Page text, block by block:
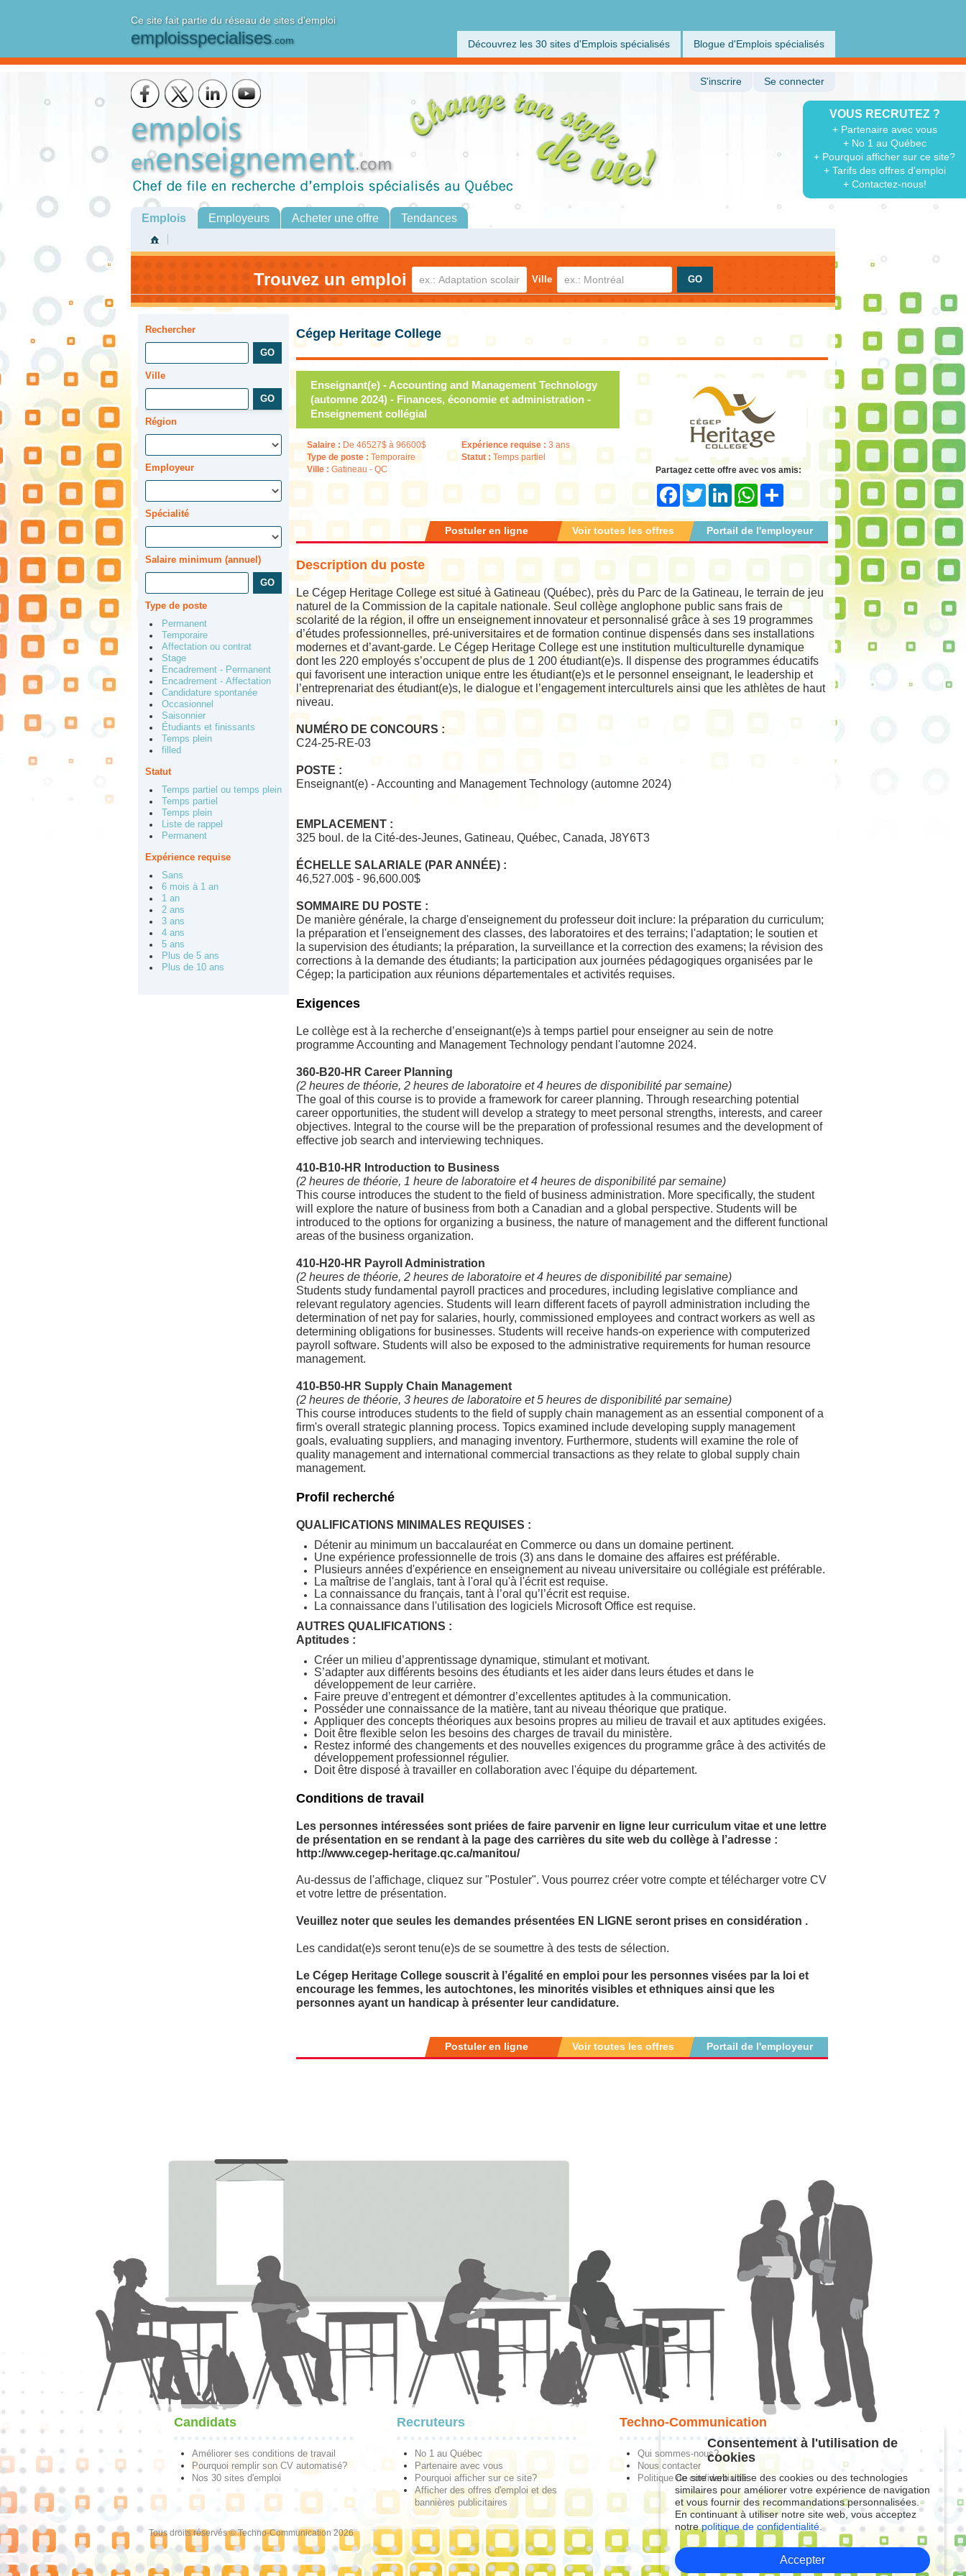
Ce site fait partie du réseau de sites d'emploi
emploisspecialises.com Découvrez les 30 sites d'Emplois spécialisés Blogue d'Emplois spécialisés
VOUS RECRUTEZ ?
+ Partenaire avec vous
+ No 1 au Québec
+ Pourquoi afficher sur ce site?
+ Tarifs des offres d'emploi
+ Contactez-nous!
S'inscrire Se connecter
Emplois Employeurs Acheter une offre Tendances
Trouvez un emploi Ville
Rechercher
Ville
Région
Employeur
Spécialité
Salaire minimum (annuel)
Type de poste
Permanent
Temporaire
Affectation ou contrat
Stage
Encadrement - Permanent
Encadrement - Affectation
Candidature spontanée
Occasionnel
Saisonnier
Étudiants et finissants
Temps plein
filled
Statut
Temps partiel ou temps plein
Temps partiel
Temps plein
Liste de rappel
Permanent
Expérience requise
Sans
6 mois à 1 an
1 an
2 ans
3 ans
4 ans
5 ans
Plus de 5 ans
Plus de 10 ans
Cégep Heritage College
Enseignant(e) - Accounting and Management Technology
(automne 2024) - Finances, économie et administration -
Enseignement collégial
Salaire : De 46527$ à 96600$
Type de poste : Temporaire
Ville : Gatineau - QC
Expérience requise : 3 ans
Statut :Temps partiel
Partagez cette offre avec vos amis:
FacebookTwitter LinkedIn WhatsAppShare
Portail de l'employeur
Voir toutes les offres
Postuler en ligne
Description du poste
Le Cégep Heritage College est situé à Gatineau (Québec), près du Parc de la Gatineau, le terrain de jeu
naturel de la Commission de la capitale nationale. Seul collège anglophone public sans frais de
scolarité de la région, il offre un enseignement innovateur et personnalisé grâce à ses 19 programmes
d’études professionnelles, pré-universitaires et de formation continue dispensés dans ses installations
modernes et d’avant-garde. Le Cégep Heritage College est une institution multiculturelle dynamique
dont les 220 employés s’occupent de plus de 1 200 étudiant(e)s. Il dispense des programmes éducatifs
qui favorisent une interaction unique entre les étudiant(e)s et le personnel enseignant, le leadership et
l’entreprenariat des étudiant(e)s, le dialogue et l’engagement interculturels ainsi que les athlètes de haut
niveau.
NUMÉRO DE CONCOURS :
C24-25-RE-03
POSTE :
Enseignant(e) - Accounting and Management Technology (automne 2024)
EMPLACEMENT :
325 boul. de la Cité-des-Jeunes, Gatineau, Québec, Canada, J8Y6T3
ÉCHELLE SALARIALE (PAR ANNÉE) :
46,527.00$ - 96,600.00$
SOMMAIRE DU POSTE :
De manière générale, la charge d'enseignement du professeur doit inclure: la préparation du curriculum;
la préparation et l'enseignement des classes, des laboratoires et des terrains; l'adaptation; le soutien et
la supervision des étudiants; la préparation, la surveillance et la correction des examens; la révision des
corrections à la demande des étudiants; la participation aux journées pédagogiques organisées par le
Cégep; la participation aux réunions départementales et activités requises.
Exigences
Le collège est à la recherche d’enseignant(e)s à temps partiel pour enseigner au sein de notre
programme Accounting and Management Technology pendant l'automne 2024.
360-B20-HR Career Planning
(2 heures de théorie, 2 heures de laboratoire et 4 heures de disponibilité par semaine)
The goal of this course is to provide a framework for career planning. Through researching potential
career opportunities, the student will develop a strategy to meet personal strengths, interests, and career
objectives. Integral to the course will be the preparation of professional resumes and the development of
effective job search and interviewing techniques.
410-B10-HR Introduction to Business
(2 heures de théorie, 1 heure de laboratoire et 4 heures de disponibilité par semaine)
This course introduces the student to the field of business administration. More specifically, the student
will explore the nature of business from both a Canadian and a global perspective. Students will be
introduced to the options for organizing a business, the nature of management and the different functional
areas of the business organization.
410-H20-HR Payroll Administration
(2 heures de théorie, 2 heures de laboratoire et 4 heures de disponibilité par semaine)
Students study fundamental payroll practices and procedures, including legislative compliance and
relevant regulatory agencies. Students will learn different facets of payroll administration including the
determination of net pay for salaries, hourly, commissioned employees and contract workers as well as
determining obligations for businesses. Students will receive hands-on experience with computerized
payroll software. Students will also be exposed to the administrative requirements for human resource
management.
410-B50-HR Supply Chain Management
(2 heures de théorie, 3 heures de laboratoire et 5 heures de disponibilité par semaine)
This course introduces students to the field of supply chain management as an essential component of a
firm's overall strategic planning process. Topics examined include developing supply management
goals, evaluating suppliers, and managing inventory. Furthermore, students will examine the role of
quality management and international commercial transactions as they relate to global supply chain
management.
Profil recherché
QUALIFICATIONS MINIMALES REQUISES :
Détenir au minimum un baccalauréat en Commerce ou dans un domaine pertinent.
Une expérience professionnelle de trois (3) ans dans le domaine des affaires est préférable.
Plusieurs années d'expérience en enseignement au niveau universitaire ou collégiale est préférable.
La maîtrise de l'anglais, tant à l'oral qu'à l'écrit est requise.
La connaissance du français, tant à l’oral qu’l’écrit est requise.
La connaissance dans l'utilisation des logiciels Microsoft Office est requise.
AUTRES QUALIFICATIONS :
Aptitudes :
Créer un milieu d’apprentissage dynamique, stimulant et motivant.
S’adapter aux différents besoins des étudiants et les aider dans leurs études et dans le
développement de leur carrière.
Faire preuve d’entregent et démontrer d’excellentes aptitudes à la communication.
Posséder une connaissance de la matière, tant au niveau théorique que pratique.
Appliquer des concepts théoriques aux besoins propres au milieu de travail et aux aptitudes exigées.
Doit être flexible selon les besoins des charges de travail du ministère.
Restez informé des changements et des nouvelles exigences du programme grâce à des activités de
développement professionnel régulier.
Doit être disposé à travailler en collaboration avec l'équipe du département.
Conditions de travail
Les personnes intéressées sont priées de faire parvenir en ligne leur curriculum vitae et une lettre
de présentation en se rendant à la page des carrières du site web du collège à l’adresse :
http://www.cegep-heritage.qc.ca/manitou/
Au-dessus de l'affichage, cliquez sur "Postuler". Vous pourrez créer votre compte et télécharger votre CV
et votre lettre de présentation.
Veuillez noter que seules les demandes présentées EN LIGNE seront prises en considération .
Les candidat(e)s seront tenu(e)s de se soumettre à des tests de sélection.
Le Cégep Heritage College souscrit à l’égalité en emploi pour les personnes visées par la loi et
encourage les femmes, les autochtones, les minorités visibles et ethniques ainsi que les
personnes ayant un handicap à présenter leur candidature.
Portail de l'employeur
Voir toutes les offres
Postuler en ligne
Candidats
Améliorer ses conditions de travail
Pourquoi remplir son CV automatisé?
Nos 30 sites d'emploi
Recruteurs
No 1 au Québec
Partenaire avec vous
Pourquoi afficher sur ce site?
Afficher des offres d'emploi et des
bannières publicitaires
Techno-Communication
Qui sommes-nous?
Nous contacter
Politique de confidentialité
Tous droits réservés © Techno-Communication 2026
Consentement à l'utilisation de
cookies
Ce site web utilise des cookies ou des technologies
similaires pour améliorer votre expérience de navigation
et vous fournir des recommandations personnalisées.
En continuant à utiliser notre site web, vous acceptez
notrepolitique de confidentialité.
Accepter